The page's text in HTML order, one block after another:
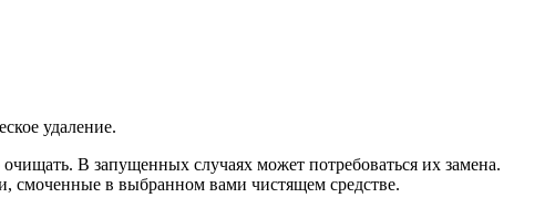
удаление.
В запущенных случаях может потребоваться их замена.
смоченные в выбранном вами чистящем средстве.